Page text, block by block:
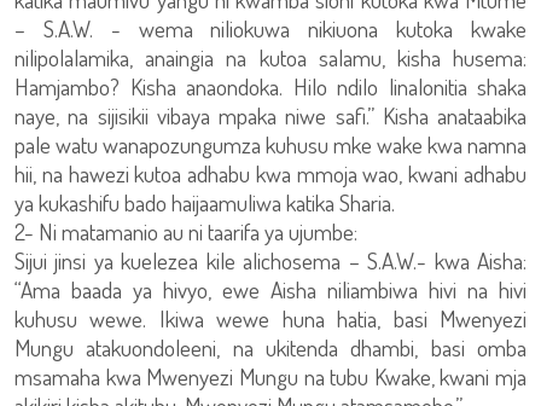
– S.A.W. - wema niliokuwa nikiuona kutoka kwake
nilipolalamika, anaingia na kutoa salamu, kisha husema:
Hamjambo? Kisha anaondoka. Hilo ndilo linalonitia shaka
naye, na sijisikii vibaya mpaka niwe safi.” Kisha anataabika
pale watu wanapozungumza kuhusu mke wake kwa namna
hii, na hawezi kutoa adhabu kwa mmoja wao, kwani adhabu
ya kukashifu bado haijaamuliwa katika Sharia.
2- Ni matamanio au ni taarifa ya ujumbe:
Sijui jinsi ya kuelezea kile alichosema – S.A.W.- kwa Aisha:
“Ama baada ya hivyo, ewe Aisha niliambiwa hivi na hivi
kuhusu wewe. Ikiwa wewe huna hatia, basi Mwenyezi
Mungu atakuondoleeni, na ukitenda dhambi, basi omba
msamaha kwa Mwenyezi Mungu na tubu Kwake, kwani mja